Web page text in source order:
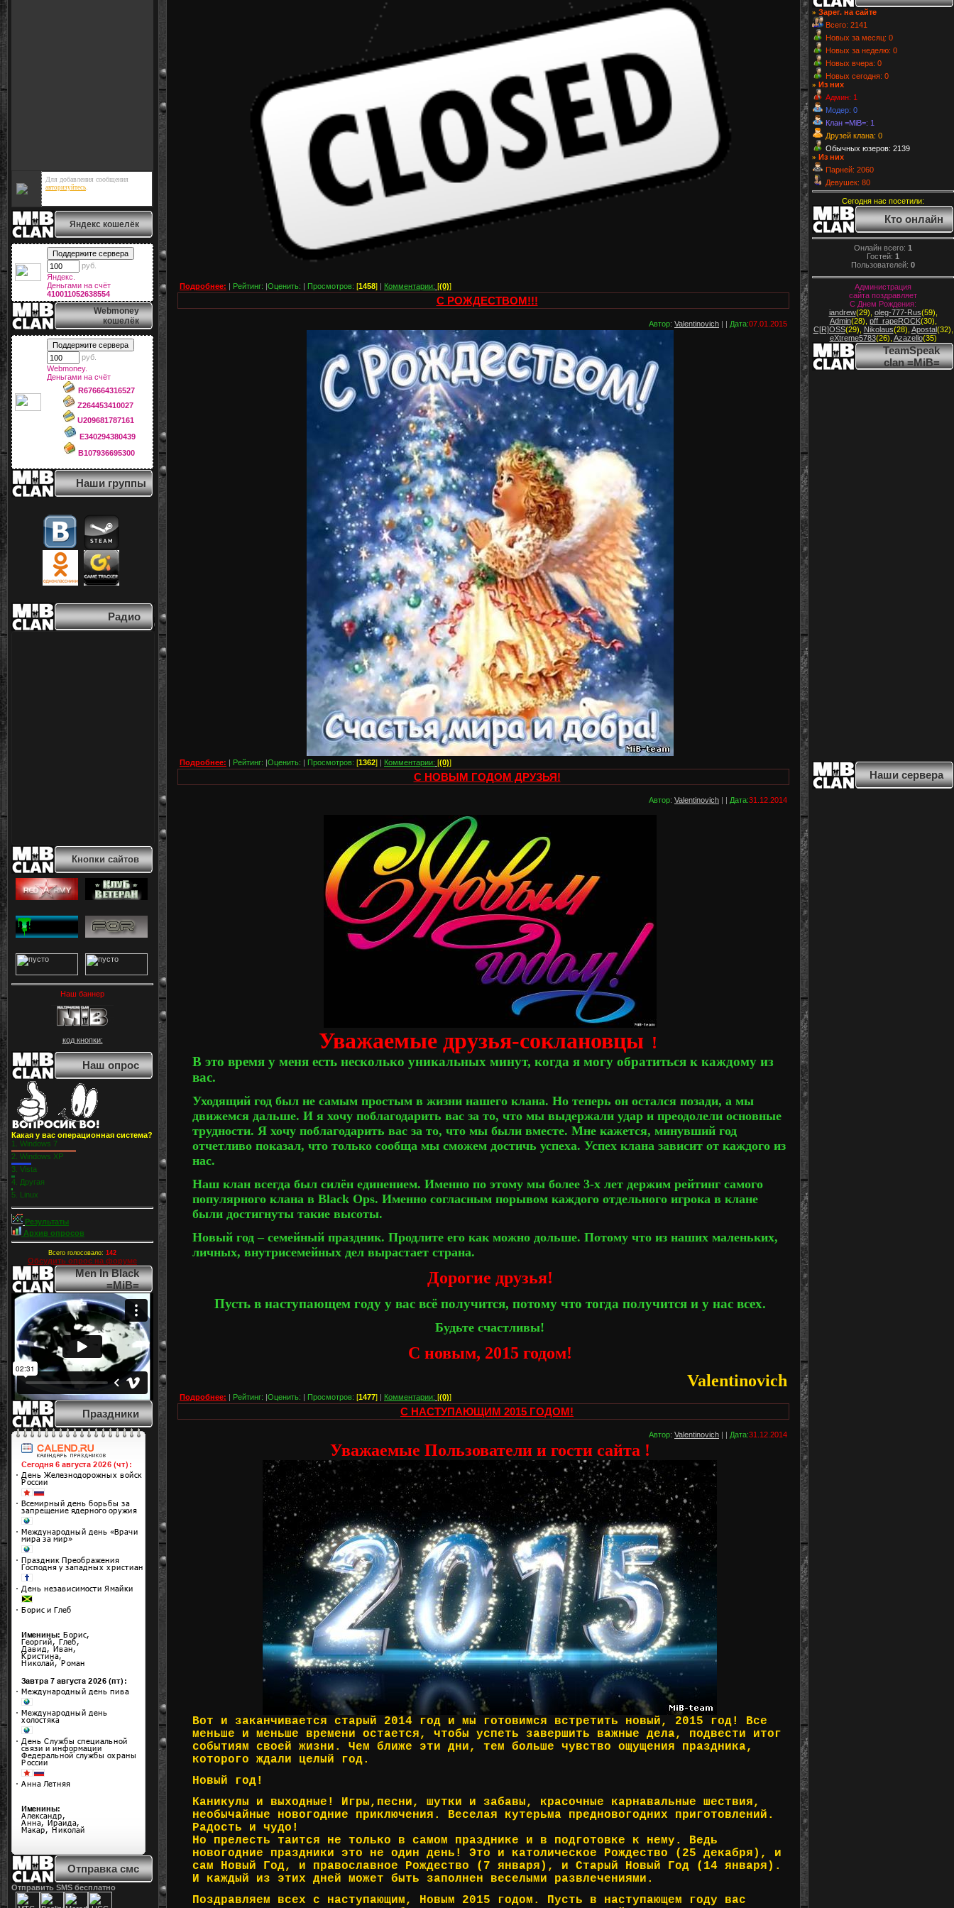
Для добавления сообщения
авторизуйтесь
Яндекс кошелёк
руб.
Яндекс.
Деньгами на счёт
410011052638554
Webmoney
кошелёк
руб.
Webmoney.
Деньгами на счёт
R676664316527
Z264453410027
U209681787161
E340294380439
B107936695300
Наши группы
Радио
Кнопки сайтов
Наш баннер
код кнопки:
Наш опрос
Какая у вас операционная система?
1. Windows 7
2. Windows XP
3. Vista
4. Другая
5. Linux
Результаты
Архив опросов
Всего голосовало: 142
Обсудить опрос на форуме
Men In Black
=MiB=
Праздники
Отправка смс
Отправить SMS бесплатно
Подробнее: | Рейтинг: |Оценить: | Просмотров: [1458] | Комментарии: [(0)]
С РОЖДЕСТВОМ!!!
Автор: Valentinovich | | Дата:07.01.2015
Подробнее: | Рейтинг: |Оценить: | Просмотров: [1362] | Комментарии: [(0)]
С НОВЫМ ГОДОМ ДРУЗЬЯ!
Автор: Valentinovich | | Дата:31.12.2014
Уважаемые друзья-соклановцы !
В это время у меня есть несколько уникальных минут, когда я могу обратиться к каждому из
вас.
Уходящий год был не самым простым в жизни нашего клана. Но теперь он остался позади, а мы
движемся дальше. И я хочу поблагодарить вас за то, что мы выдержали удар и преодолели основные
трудности. Я хочу поблагодарить вас за то, что мы были вместе. Мне кажется, минувший год
отчетливо показал, что только сообща мы сможем достичь успеха. Успех клана зависит от каждого из
нас.
Наш клан всегда был силён единением. Именно по этому мы более 3-х лет держим рейтинг самого
популярного клана в Black Ops. Именно согласным порывом каждого отдельного игрока в клане
были достигнуты такие высоты.
Новый год – семейный праздник. Продлите его как можно дольше. Потому что из наших маленьких,
личных, внутрисемейных дел вырастает страна.
Дорогие друзья!
Пусть в наступающем году у вас всё получится, потому что тогда получится и у нас всех.
Будьте счастливы!
С новым, 2015 годом!
Valentinovich
Подробнее: | Рейтинг: |Оценить: | Просмотров: [1477] | Комментарии: [(0)]
С НАСТУПАЮЩИМ 2015 ГОДОМ!
Автор: Valentinovich | | Дата:31.12.2014
Уважаемые Пользователи и гости сайта !
Вот и заканчивается старый 2014 год и мы готовимся встретить новый, 2015 год! Все
меньше и меньше времени остается, чтобы успеть завершить важные дела, подвести итог
событиям своей жизни. Чем ближе эти дни, тем больше чувство ощущения праздника,
которого ждали целый год.
Новый год!
Каникулы и выходные! Игры,песни, шутки и забавы, красочные карнавальные шествия,
необычайные новогодние приключения. Веселая кутерьма предновогодних приготовлений.
Радость и чудо!
Но прелесть таится не только в самом празднике и в подготовке к нему. Ведь
новогодние праздники это не один день! Это и католическое Рождество (25 декабря), и
сам Новый Год, и православное Рождество (7 января), и Старый Новый Год (14 января).
И каждый из этих дней может быть заполнен веселыми развлечениями.
Поздравляем всех с наступающим, Новым 2015 годом. Пусть в наступающем году вас
» Зарег. на сайте
Всего: 2141
Новых за месяц: 0
Новых за неделю: 0
Новых вчера: 0
Новых сегодня: 0
» Из них
Админ: 1
Модер: 0
Клан =MiB=: 1
Друзей клана: 0
Обычных юзеров: 2139
» Из них
Парней: 2060
Девушек: 80
Сегодня нас посетили:
Кто онлайн
Онлайн всего: 1
Гостей: 1
Пользователей: 0
Администрация
сайта поздравляет
С Днем Рождения:
iandrew(29) oleg-777-Rus(59)
Admin(28) pff_rapeROCK(30)
C[R]OSS(29) Nikolaus(28) Apostal(32)
eXtreme5783(26) Azazello(35)
TeamSpeak
clan =MiB=
Наши сервера